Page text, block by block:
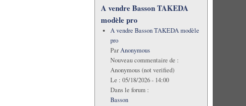
A vendre Basson TAKEDA
modèle pro
A vendre Basson TAKEDA modèle
pro
ParAnonymous
Nouveau commentaire de :
Anonymous (not verified)
Le : 05/18/2026 - 14:00
Dans le forum :
Basson